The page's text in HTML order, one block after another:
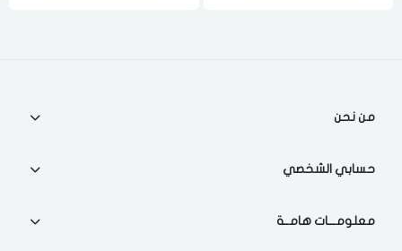
من نحن
حسابي الشخصي
معلومـــات هامــة